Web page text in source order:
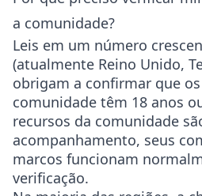
a comunidade?
Leis em um número
(atualmente Reino Unido,
obrigam a confirmar que
comunidade têm 18 anos
recursos da comunidade
acompanhamento, seus
marcos funcionam
verificação.